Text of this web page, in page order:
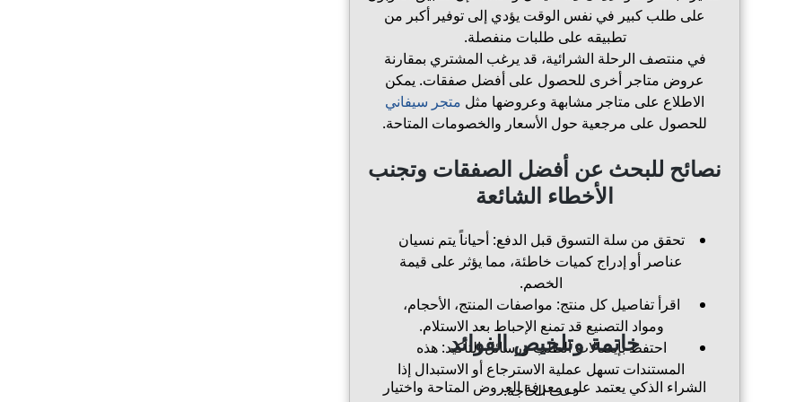
على طلب كبير في نفس الوقت يؤدي إلى توفير أكبر من
تطبيقه على طلبات منفصلة.
في منتصف الرحلة الشرائية، قد يرغب المشتري بمقارنة
عروض متاجر أخرى للحصول على أفضل صفقات. يمكن
الاطلاع على متاجر مشابهة وعروضها مثل متجر سيفاني
للحصول على مرجعية حول الأسعار والخصومات المتاحة.
نصائح للبحث عن أفضل الصفقات وتجنب
الأخطاء الشائعة
تحقق من سلة التسوق قبل الدفع: أحياناً يتم نسيان
عناصر أو إدراج كميات خاطئة، مما يؤثر على قيمة
الخصم.
اقرأ تفاصيل كل منتج: مواصفات المنتج، الأحجام،
ومواد التصنيع قد تمنع الإحباط بعد الاستلام.
احتفظ بإيصالات الطلب ورسائل التأكيد: هذه
المستندات تسهل عملية الاسترجاع أو الاستبدال إذا
دعت الحاجة.
خاتمة وتلخيص الفوائد
الشراء الذكي يعتمد على معرفة العروض المتاحة واختيار